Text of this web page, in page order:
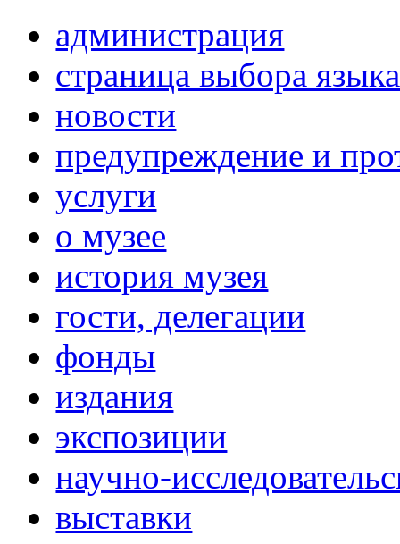
администрация
страница выбора языка
новости
предупреждение и
услуги
о музее
история музея
гости, делегации
фонды
издания
экспозиции
научно-
выставки